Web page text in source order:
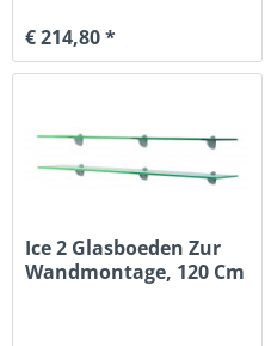
€ 214,80 *
Ice 2 Glasboeden Zur
Wandmontage, 120 Cm